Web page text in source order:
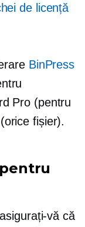
de licență
BinPress
Pro (pentru
fișier).
vă că